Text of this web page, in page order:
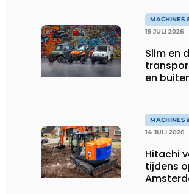
MACHINES
15 JULI 2026
Slim en
en
MACHINES
14 JULI 2026
Hitachi
tijdens